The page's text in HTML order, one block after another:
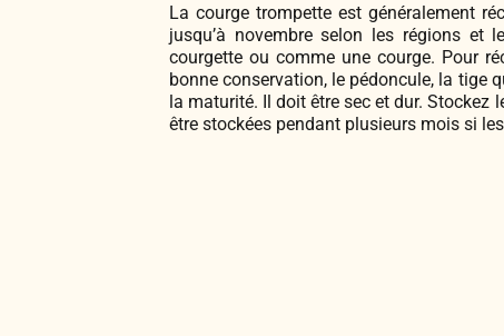
La courge trompette est généralement
jusqu’à novembre selon les régions
courgette ou comme une courge. Pour
bonne conservation, le pédoncule, la tige
la maturité. Il doit être sec et dur. Stockez
être stockées pendant plusieurs mois si